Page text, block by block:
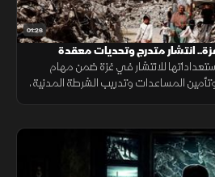
01:26
انتشار متدرج وتحديات معقدة
للانتشار في غزة ضمن مهام
المساعدات وتدريب الشرطة المدنية،